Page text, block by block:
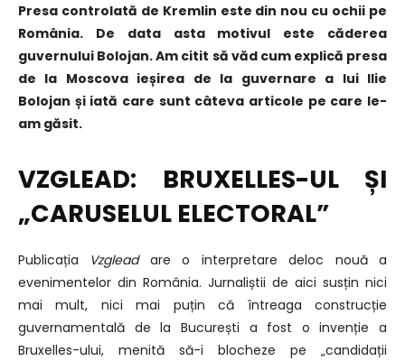
Presa controlată de Kremlin este din nou cu ochii pe
România. De data asta motivul este căderea
guvernului Bolojan. Am citit să văd cum explică presa
de la Moscova ieșirea de la guvernare a lui Ilie
Bolojan și iată care sunt câteva articole pe care le-
am găsit.
VZGLEAD: BRUXELLES-UL ȘI
„CARUSELUL ELECTORAL”
Publicația Vzgleadare o interpretare deloc nouă a
evenimentelor din România. Jurnaliștii de aici susțin nici
mai mult, nici mai puțin că întreaga construcție
guvernamentală de la București a fost o invenție a
Bruxelles-ului, menită să-i blocheze pe „candidații